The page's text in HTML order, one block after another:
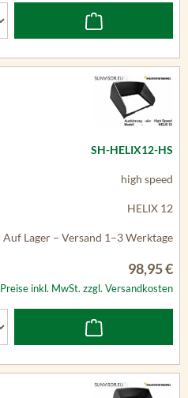
SH-HELIX12-HS
high speed
HELIX 12
Auf Lager – Versand 1–3 Werktage
98,95 €
Preise inkl. MwSt. zzgl. Versandkosten